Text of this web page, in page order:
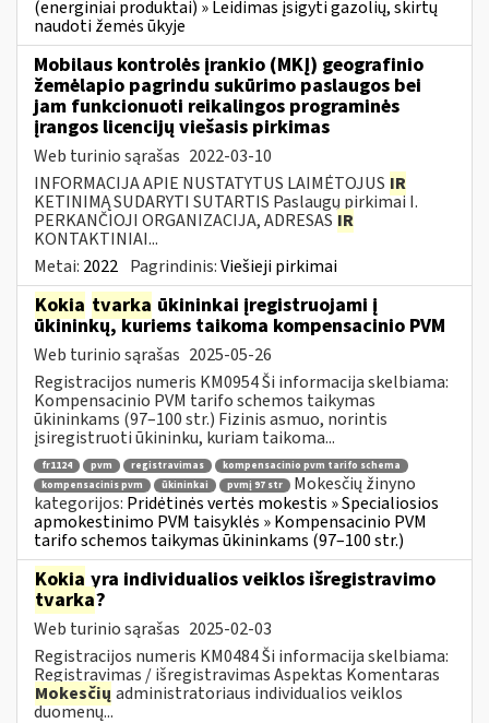
(energiniai produktai) » Leidimas įsigyti gazolių, skirtų
naudoti žemės ūkyje
Mobilaus kontrolės įrankio (MKĮ) geografinio
žemėlapio pagrindu sukūrimo paslaugos bei
jam funkcionuoti reikalingos programinės
įrangos licencijų viešasis pirkimas
Web turinio sąrašas 2022-03-10
INFORMACIJA APIE NUSTATYTUS LAIMĖTOJUS IR
KETINIMĄ SUDARYTI SUTARTIS Paslaugų pirkimai I.
PERKANČIOJI ORGANIZACIJA, ADRESAS IR
KONTAKTINIAI...
Metai: 2022 Pagrindinis:Viešieji pirkimai
Kokia tvarka ūkininkai įregistruojami į
ūkininkų, kuriems taikoma kompensacinio PVM
Web turinio sąrašas 2025-05-26
Registracijos numeris KM0954 Ši informacija skelbiama:
Kompensacinio PVM tarifo schemos taikymas
ūkininkams (97–100 str.) Fizinis asmuo, norintis
įsiregistruoti ūkininku, kuriam taikoma...
fr1124 pvm registravimas
kompensacinio pvm tarifo schema
kompensacinis pvm
ūkininkai pvmį 97 str
Mokesčių žinyno
kategorijos: Pridėtinės vertės mokestis » Specialiosios
apmokestinimo PVM taisyklės » Kompensacinio PVM
tarifo schemos taikymas ūkininkams (97–100 str.)
Kokia yra individualios veiklos išregistravimo
tvarka?
Web turinio sąrašas 2025-02-03
Registracijos numeris KM0484 Ši informacija skelbiama:
Registravimas / išregistravimas Aspektas Komentaras
Mokesčių administratoriaus individualios veiklos
duomenų...